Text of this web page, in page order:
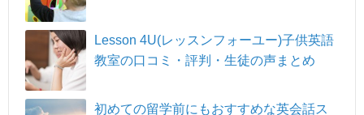
Lesson 4U(レッスンフォーユー)子供英語
教室の口コミ・評判・生徒の声まとめ
初めての留学前にもおすすめな英会話ス